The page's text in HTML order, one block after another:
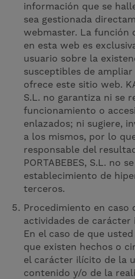
información que se
sea gestionada
webmaster. La función
en esta web es
usuario sobre la
susceptibles de
ofrece este sitio web.
S.L. no garantiza ni se
funcionamiento o
enlazados; ni sugiere,
a los mismos, por lo
responsable del
PORTABEBES, S.L. no
establecimiento de
terceros.
Procedimiento en caso
actividades de carácter
En el caso de que
que existen hechos o
el carácter ilícito de la
contenido y/o de la